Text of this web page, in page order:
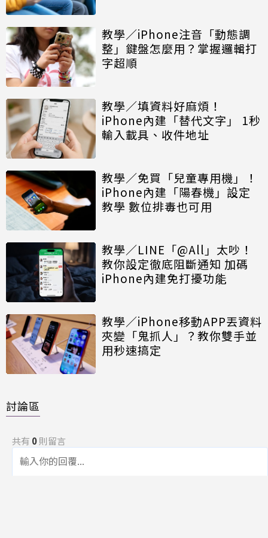
教學／iPhone注音「動態調
整」鍵盤怎麼用？掌握邏輯打
字超順
教學／填資料好麻煩！
iPhone內建「替代文字」 1秒
輸入載具、收件地址
教學／免買「兒童專用機」！
iPhone內建「陽春機」設定
教學 數位排毒也可用
教學／LINE「@All」太吵！
教你設定徹底阻斷通知 加碼
iPhone內建免打擾功能
教學／iPhone移動APP丟資料
夾變「鬼抓人」？教你雙手並
用秒速搞定
討論區
共有 0則留言